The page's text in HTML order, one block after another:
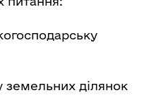
земельних ділянок